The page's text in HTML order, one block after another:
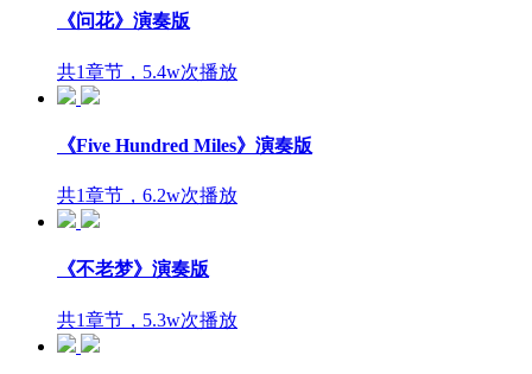
《问花》演奏版
共1章节，5.4w次播放
《Five Hundred Miles》演奏版
共1章节，6.2w次播放
《不老梦》演奏版
共1章节，5.3w次播放